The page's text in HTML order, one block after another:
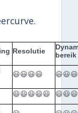
Resolutie
bereik
😃😃😃😃 😃😃😃
😃😃😃😃😃